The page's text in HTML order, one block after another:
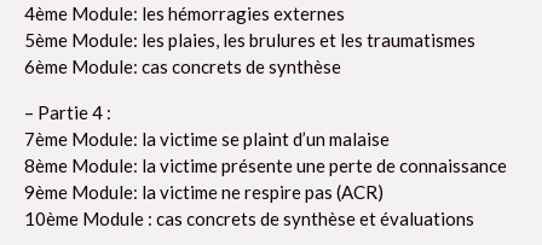
4ème Module: les hémorragies externes
5ème Module: les plaies, les brulures et les traumatismes
6ème Module: cas concrets de synthèse
– Partie 4 :
7ème Module: la victime se plaint d’un malaise
8ème Module: la victime présente une perte de connaissance
9ème Module: la victime ne respire pas (ACR)
10ème Module : cas concrets de synthèse et évaluations